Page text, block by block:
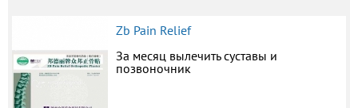
Zb Pain Relief
За месяц вылечить суставы и
позвоночник